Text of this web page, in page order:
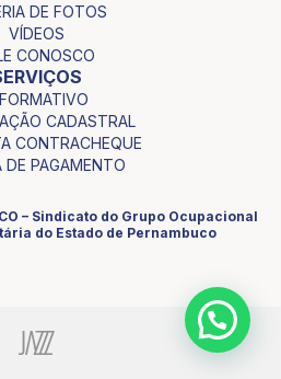
DE FOTOS
VÍDEOS
CONOSCO
CADASTRAL
CONTRACHEQUE
DE PAGAMENTO
– Sindicato do Grupo Ocupacional
do Estado de Pernambuco